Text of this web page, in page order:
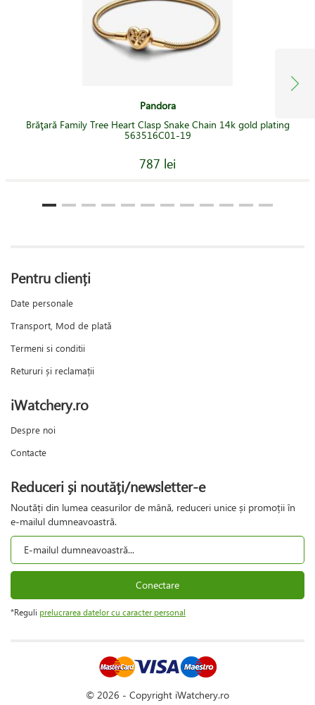
Pandora
Brăţară Family Tree Heart Clasp Snake Chain 14k gold plating
563516C01-19
787 lei
Pentru clienți
Date personale
Transport, Mod de plată
Termeni si conditii
Retururi și reclamații
iWatchery.ro
Despre noi
Contacte
Reduceri și noutăți/newsletter-e
Noutăți din lumea ceasurilor de mână, reduceri unice și promoții în
e-mailul dumneavoastră.
Conectare
*Reguli prelucrarea datelor cu caracter personal
© 2026 - Copyright iWatchery.ro